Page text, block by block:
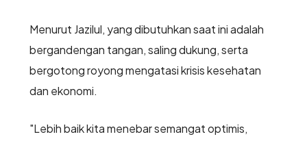
Menurut Jazilul, yang dibutuhkan saat ini adalah
bergandengan tangan, saling dukung, serta
bergotong royong mengatasi krisis kesehatan
dan ekonomi.
"Lebih baik kita menebar semangat optimis,